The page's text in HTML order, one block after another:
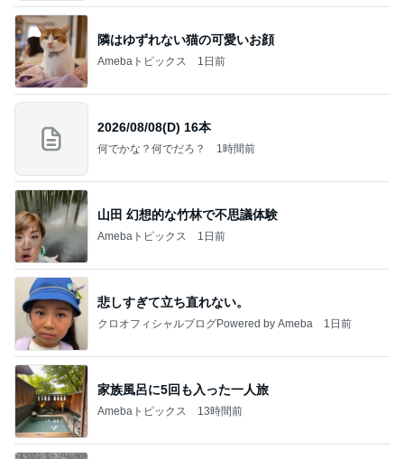
隣はゆずれない猫の可愛いお顔
Amebaトピックス 1日前
2026/08/08(D) 16本
何でかな？何でだろ？ 1時間前
山田 幻想的な竹林で不思議体験
Amebaトピックス 1日前
悲しすぎて立ち直れない。
クロオフィシャルブログPowered by Ameba 1日前
家族風呂に5回も入った一人旅
Amebaトピックス 13時間前